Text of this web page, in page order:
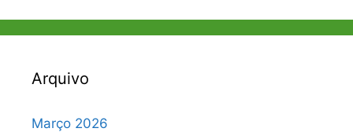
Arquivo
Março 2026